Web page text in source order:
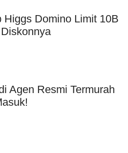
Higgs Domino Limit 10B
Agen Resmi Termurah